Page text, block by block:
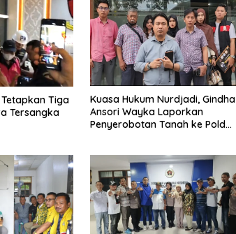
Tiga
Tersangka
Kuasa Hukum Nurdjadi, Gindha
Ansori Wayka Laporkan
Penyerobotan Tanah ke Polda